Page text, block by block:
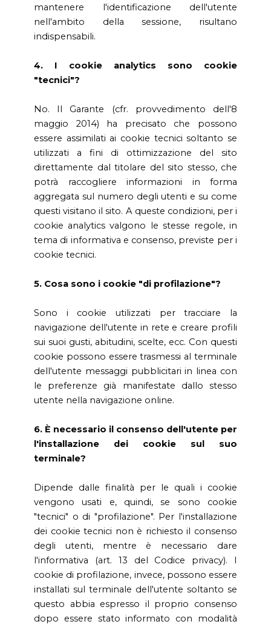
mantenere l'identificazione dell'utente
nell'ambito della sessione, risultano
indispensabili.
4. I cookie analytics sono cookie
"tecnici"?
No. Il Garante (cfr. provvedimento dell'8
maggio 2014) ha precisato che possono
essere assimilati ai cookie tecnici soltanto se
utilizzati a fini di ottimizzazione del sito
direttamente dal titolare del sito stesso, che
potrà raccogliere informazioni in forma
aggregata sul numero degli utenti e su come
questi visitano il sito. A queste condizioni, per i
cookie analytics valgono le stesse regole, in
tema di informativa e consenso, previste per i
cookie tecnici.
5. Cosa sono i cookie "di profilazione"?
Sono i cookie utilizzati per tracciare la
navigazione dell'utente in rete e creare profili
sui suoi gusti, abitudini, scelte, ecc. Con questi
cookie possono essere trasmessi al terminale
dell'utente messaggi pubblicitari in linea con
le preferenze già manifestate dallo stesso
utente nella navigazione online.
6. È necessario il consenso dell'utente per
l'installazione dei cookie sul suo
terminale?
Dipende dalle finalità per le quali i cookie
vengono usati e, quindi, se sono cookie
"tecnici" o di "profilazione". Per l'installazione
dei cookie tecnici non è richiesto il consenso
degli utenti, mentre è necessario dare
l'informativa (art. 13 del Codice privacy). I
cookie di profilazione, invece, possono essere
installati sul terminale dell'utente soltanto se
questo abbia espresso il proprio consenso
dopo essere stato informato con modalità